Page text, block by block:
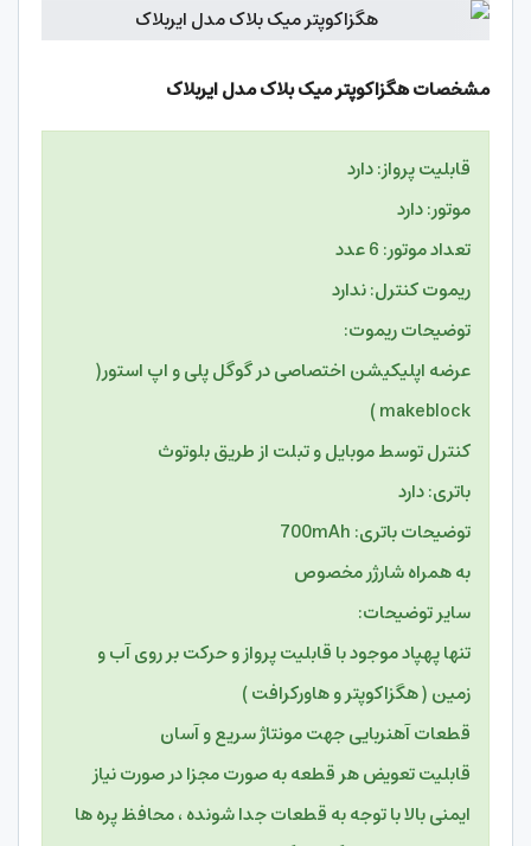
مشخصات هگزاکوپتر میک بلاک مدل ایربلاک
قابلیت پرواز: دارد
موتور: دارد
تعداد موتور: 6 عدد
ریموت کنترل: ندارد
توضیحات ریموت:
عرضه اپلیکیشن اختصاصی در گوگل پلی و اپ استور(
makeblock )
کنترل توسط موبایل و تبلت از طریق بلوتوث
باتری: دارد
توضیحات باتری: 700mAh
به همراه شارژر مخصوص
سایر توضیحات:
تنها پهپاد موجود با قابلیت پرواز و حرکت بر روی آب و
زمین ( هگزاکوپتر و هاورکرافت )
قطعات آهنربایی جهت مونتاژ سریع و آسان
قابلیت تعویض هر قطعه به صورت مجزا در صورت نیاز
ایمنی بالا با توجه به قطعات جدا شونده ، محافظ پره ها